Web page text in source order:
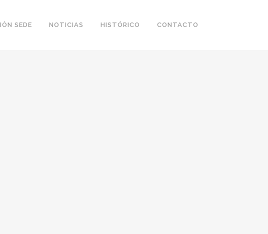
SEDE NOTICIAS HISTÓRICO CONTACTO